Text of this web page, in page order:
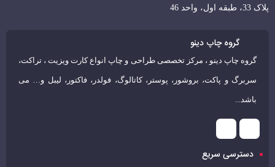
چاپ ساک دستی کاغذی کرافت سایز 24x38x9.5
عرض:24 / ارتفاع:38 / عطف:9.5
کاغذ کرافت 130، 170 و 200 گرم
تحویل 15 الی 17 روز کاری
پلاک 33، طبقه اول، واحد 46
گروه چاپ دینو
گروه چاپ دینو ، مرکز تخصصی طراحی و چاپ انواع کارت ویزیت ، تراکت،
سربرگ و پاکت، بروشور، پوستر، کاتالوگ، فولدر، فاکتور، لیبل و… می
باشد...
دسترسی سریع